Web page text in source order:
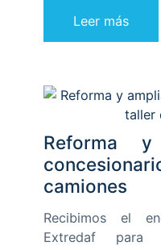
Leer más
Reforma
camiones
Recibimos el
Extredaf